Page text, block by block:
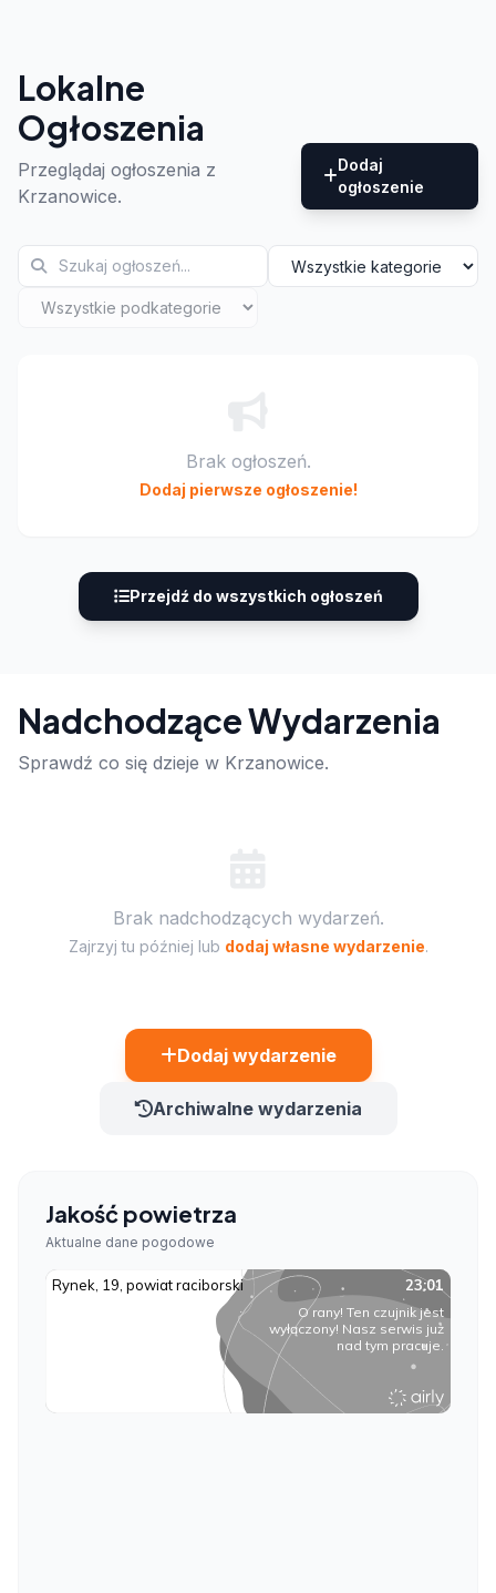
Lokalne
Ogłoszenia
Przeglądaj ogłoszenia z
Krzanowice.
Dodaj
ogłoszenie
Brak ogłoszeń.
Dodaj pierwsze ogłoszenie!
Przejdź do wszystkich ogłoszeń
Nadchodzące Wydarzenia
Sprawdź co się dzieje w Krzanowice.
Brak nadchodzących wydarzeń.
Zajrzyj tu później lub dodaj własne wydarzenie.
Dodaj wydarzenie
Archiwalne wydarzenia
Jakość powietrza
Aktualne dane pogodowe